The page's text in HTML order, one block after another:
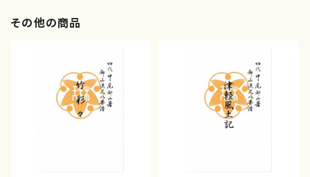
その他の商品